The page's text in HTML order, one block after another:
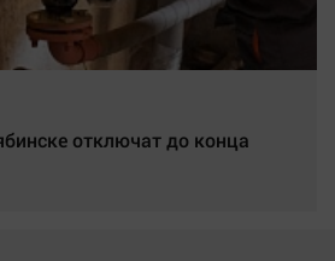
отключат до конца